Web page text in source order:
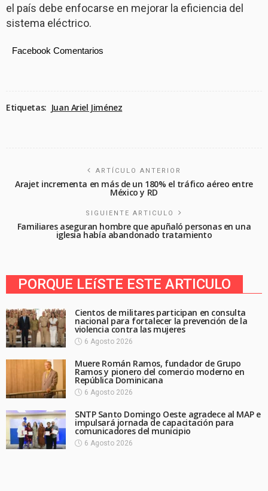
el país debe enfocarse en mejorar la eficiencia del
sistema eléctrico.
Facebook Comentarios
Etiquetas: Juan Ariel Jiménez
ARTÍCULO ANTERIOR
Arajet incrementa en más de un 180% el tráfico aéreo entre
México y RD
SIGUIENTE ARTICULO
Familiares aseguran hombre que apuñaló personas en una
iglesia había abandonado tratamiento
PORQUE LEíSTE ESTE ARTICULO
Cientos de militares participan en consulta
nacional para fortalecer la prevención de la
violencia contra las mujeres
6 Agosto 2026
Muere Román Ramos, fundador de Grupo
Ramos y pionero del comercio moderno en
República Dominicana
6 Agosto 2026
SNTP Santo Domingo Oeste agradece al MAP e
impulsará jornada de capacitación para
comunicadores del municipio
6 Agosto 2026